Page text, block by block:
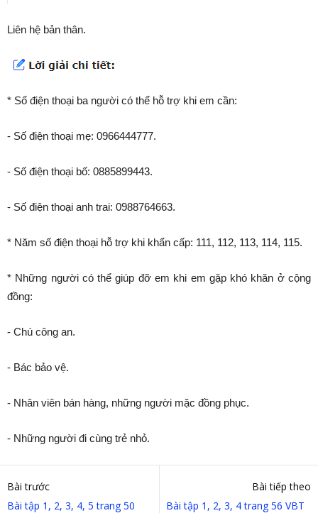
Liên hệ bản thân.
* Số điện thoại ba người có thể hỗ trợ khi em cần:
- Số điện thoại mẹ: 0966444777.
- Số điện thoại bố: 0885899443.
- Số điện thoại anh trai: 0988764663.
* Năm số điện thoại hỗ trợ khi khẩn cấp: 111, 112, 113, 114, 115.
* Những người có thể giúp đỡ em khi em gặp khó khăn ở cộng
đồng:
- Chú công an.
- Bác bảo vệ.
- Nhân viên bán hàng, những người mặc đồng phục.
- Những người đi cùng trẻ nhỏ.
Bài trước
Bài tập 1, 2, 3, 4, 5 trang 50
Bài tiếp theo
Bài tập 1, 2, 3, 4 trang 56 VBT